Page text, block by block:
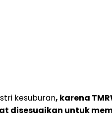
kesuburan, karena
untuk